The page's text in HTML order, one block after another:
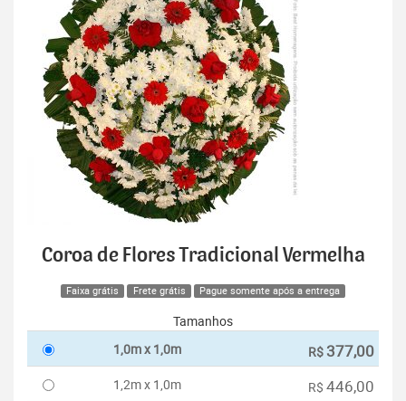
Coroa de Flores Tradicional Vermelha
Faixa grátis Frete grátis Pague somente após a entrega
Tamanhos
1,0m x 1,0m
R$ 377,00
1,2m x 1,0m R$ 446,00